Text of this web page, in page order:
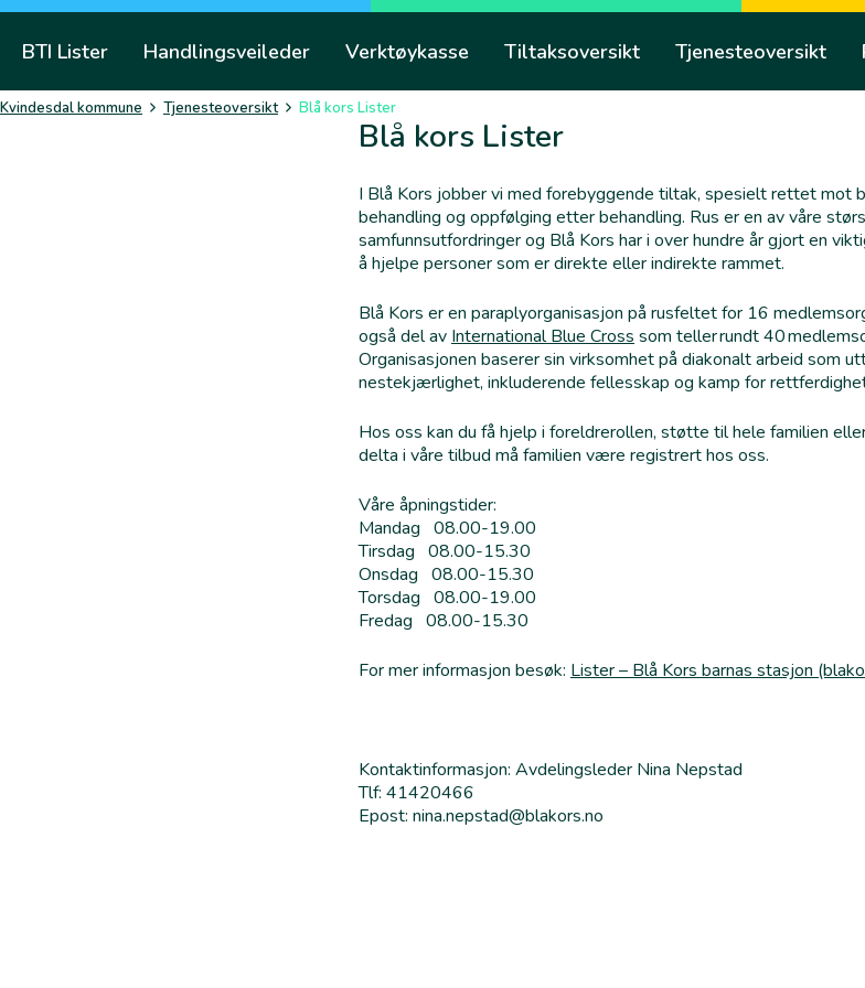
Skip
content
BTI Lister Handlingsveileder Verktøykasse Tiltaksoversikt Tjenesteoversikt
Kvindesdal kommune Tjenesteoversikt Blå kors Lister
Blå kors Lister
I Blå Kors jobber vi med forebyggende tiltak, spesielt rettet mot
behandling og oppfølging etter behandling. Rus er en av våre
samfunnsutfordringer og Blå Kors har i over hundre år gjort en
å hjelpe personer som er direkte eller indirekte rammet.
Blå Kors er en paraplyorganisasjon på rusfeltet for 16
også del av International Blue Cross som teller rundt 40
Organisasjonen baserer sin virksomhet på diakonalt arbeid som
nestekjærlighet, inkluderende fellesskap og kamp for
Hos oss kan du få hjelp i foreldrerollen, støtte til hele familien
delta i våre tilbud må familien være registrert hos oss.
Våre åpningstider:
Mandag 08.00-19.00
Tirsdag 08.00-15.30
Onsdag 08.00-15.30
Torsdag 08.00-19.00
Fredag 08.00-15.30
For mer informasjon besøk: Lister – Blå Kors barnas stasjon
Kontaktinformasjon: Avdelingsleder Nina Nepstad
Tlf: 41420466
Epost: nina.nepstad@blakors.no